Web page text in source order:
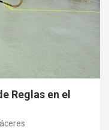
Reglas en el